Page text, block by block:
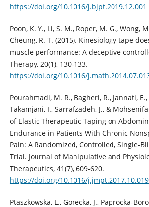
https://doi.org/10.1016/j.bjpt.2019.12.001
Poon, K. Y., Li, S. M., Roper, M. G., Wong,
Cheung, R. T. (2015). Kinesiology tape
muscle performance: A deceptive
Therapy, 20(1), 130-133.
https://doi.org/10.1016/
Pourahmadi, M. R., Bagheri, R., Jannati,
Takamjani, I., Sarrafzadeh, J., &
of Elastic Therapeutic Taping on
Endurance in Patients With Chronic
Pain: A Randomized, Controlled, Single-
Trial. Journal of Manipulative and
Therapeutics, 41(7), 609-620.
https://doi.org/10.1016/j.jmpt.2017.10.019
Ptaszkowska, L., Gorecka, J., Paprocka-